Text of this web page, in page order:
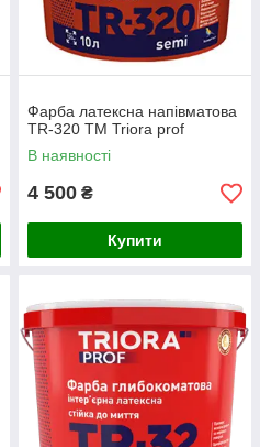
Фарба латексна напівматова
TR-320 TM Triora prof
В наявності
4 500 ₴
Купити